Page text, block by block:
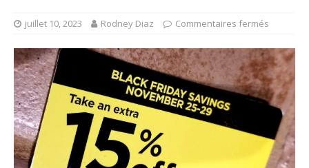
juillet 10, 2023 Rodney Diaz Commentaires fermés